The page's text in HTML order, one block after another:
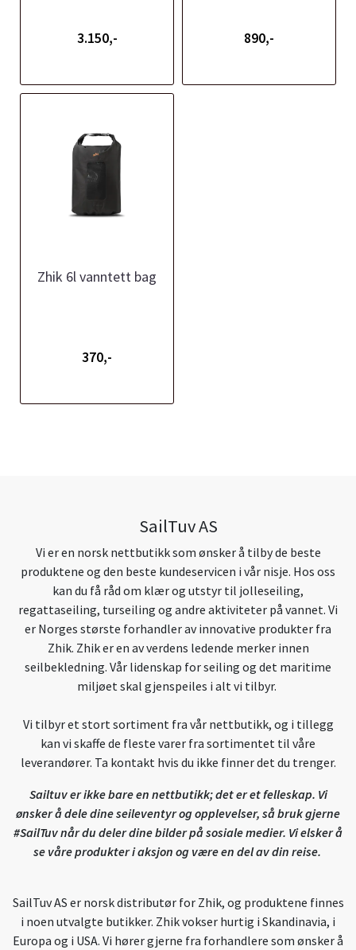
3.150,- 890,-
Zhik 6l vanntett bag
370,-
SailTuv AS
Vi er en norsk nettbutikk som ønsker å tilby de beste
produktene og den beste kundeservicen i vår nisje. Hos oss
kan du få råd om klær og utstyr til jolleseiling,
regattaseiling, turseiling og andre aktiviteter på vannet. Vi
er Norges største forhandler av innovative produkter fra
Zhik. Zhik er en av verdens ledende merker innen
seilbekledning. Vår lidenskap for seiling og det maritime
miljøet skal gjenspeiles i alt vi tilbyr.
Vi tilbyr et stort sortiment fra vår nettbutikk, og i tillegg
kan vi skaffe de fleste varer fra sortimentet til våre
leverandører. Ta kontakt hvis du ikke finner det du trenger.
Sailtuv er ikke bare en nettbutikk; det er et felleskap. Vi
ønsker å dele dine seileventyr og opplevelser, så bruk gjerne
#SailTuv når du deler dine bilder på sosiale medier. Vi elsker å
se våre produkter i aksjon og være en del av din reise.
SailTuv AS er norsk distributør for Zhik, og produktene finnes
i noen utvalgte butikker. Zhik vokser hurtig i Skandinavia, i
Europa og i USA. Vi hører gjerne fra forhandlere som ønsker å